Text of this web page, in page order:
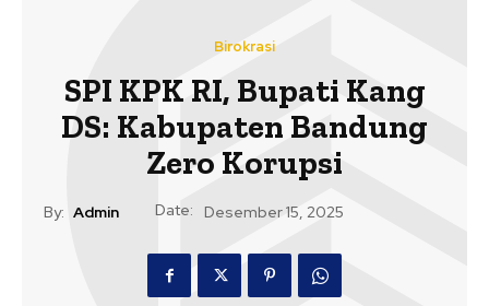
Birokrasi
SPI KPK RI, Bupati Kang
DS: Kabupaten Bandung
Zero Korupsi
By: Admin Date: Desember 15, 2025